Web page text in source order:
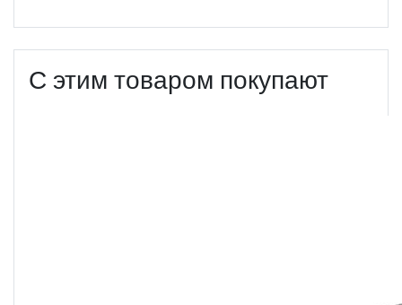
С этим товаром покупают